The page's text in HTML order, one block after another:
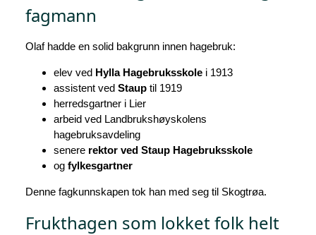
fagmann
Olaf hadde en solid bakgrunn innen hagebruk:
elev ved Hylla Hagebruksskole i 1913
assistent ved Staup til 1919
herredsgartner i Lier
arbeid ved Landbrukshøyskolens
hagebruksavdeling
senere rektor ved Staup Hagebruksskole
og fylkesgartner
Denne fagkunnskapen tok han med seg til Skogtrøa.
Frukthagen som lokket folk helt